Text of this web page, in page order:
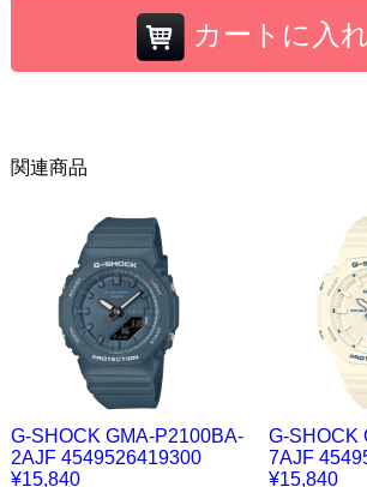
カートに入
関連商品
G-SHOCK GMA-P2100BA-
2AJF 4549526419300
¥15,840
G-SHOCK
7AJF
¥15,840